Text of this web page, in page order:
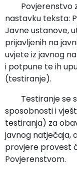
Povjerenstvo
nastavku teksta:
Javne ustanove,
prijavljenih na
uvjete iz javnog
i potpune te ih
(testiranje).
Testiranje se
sposobnosti i
testiranja) za
javnog natječaja,
provjere provest
Povjerenstvom.